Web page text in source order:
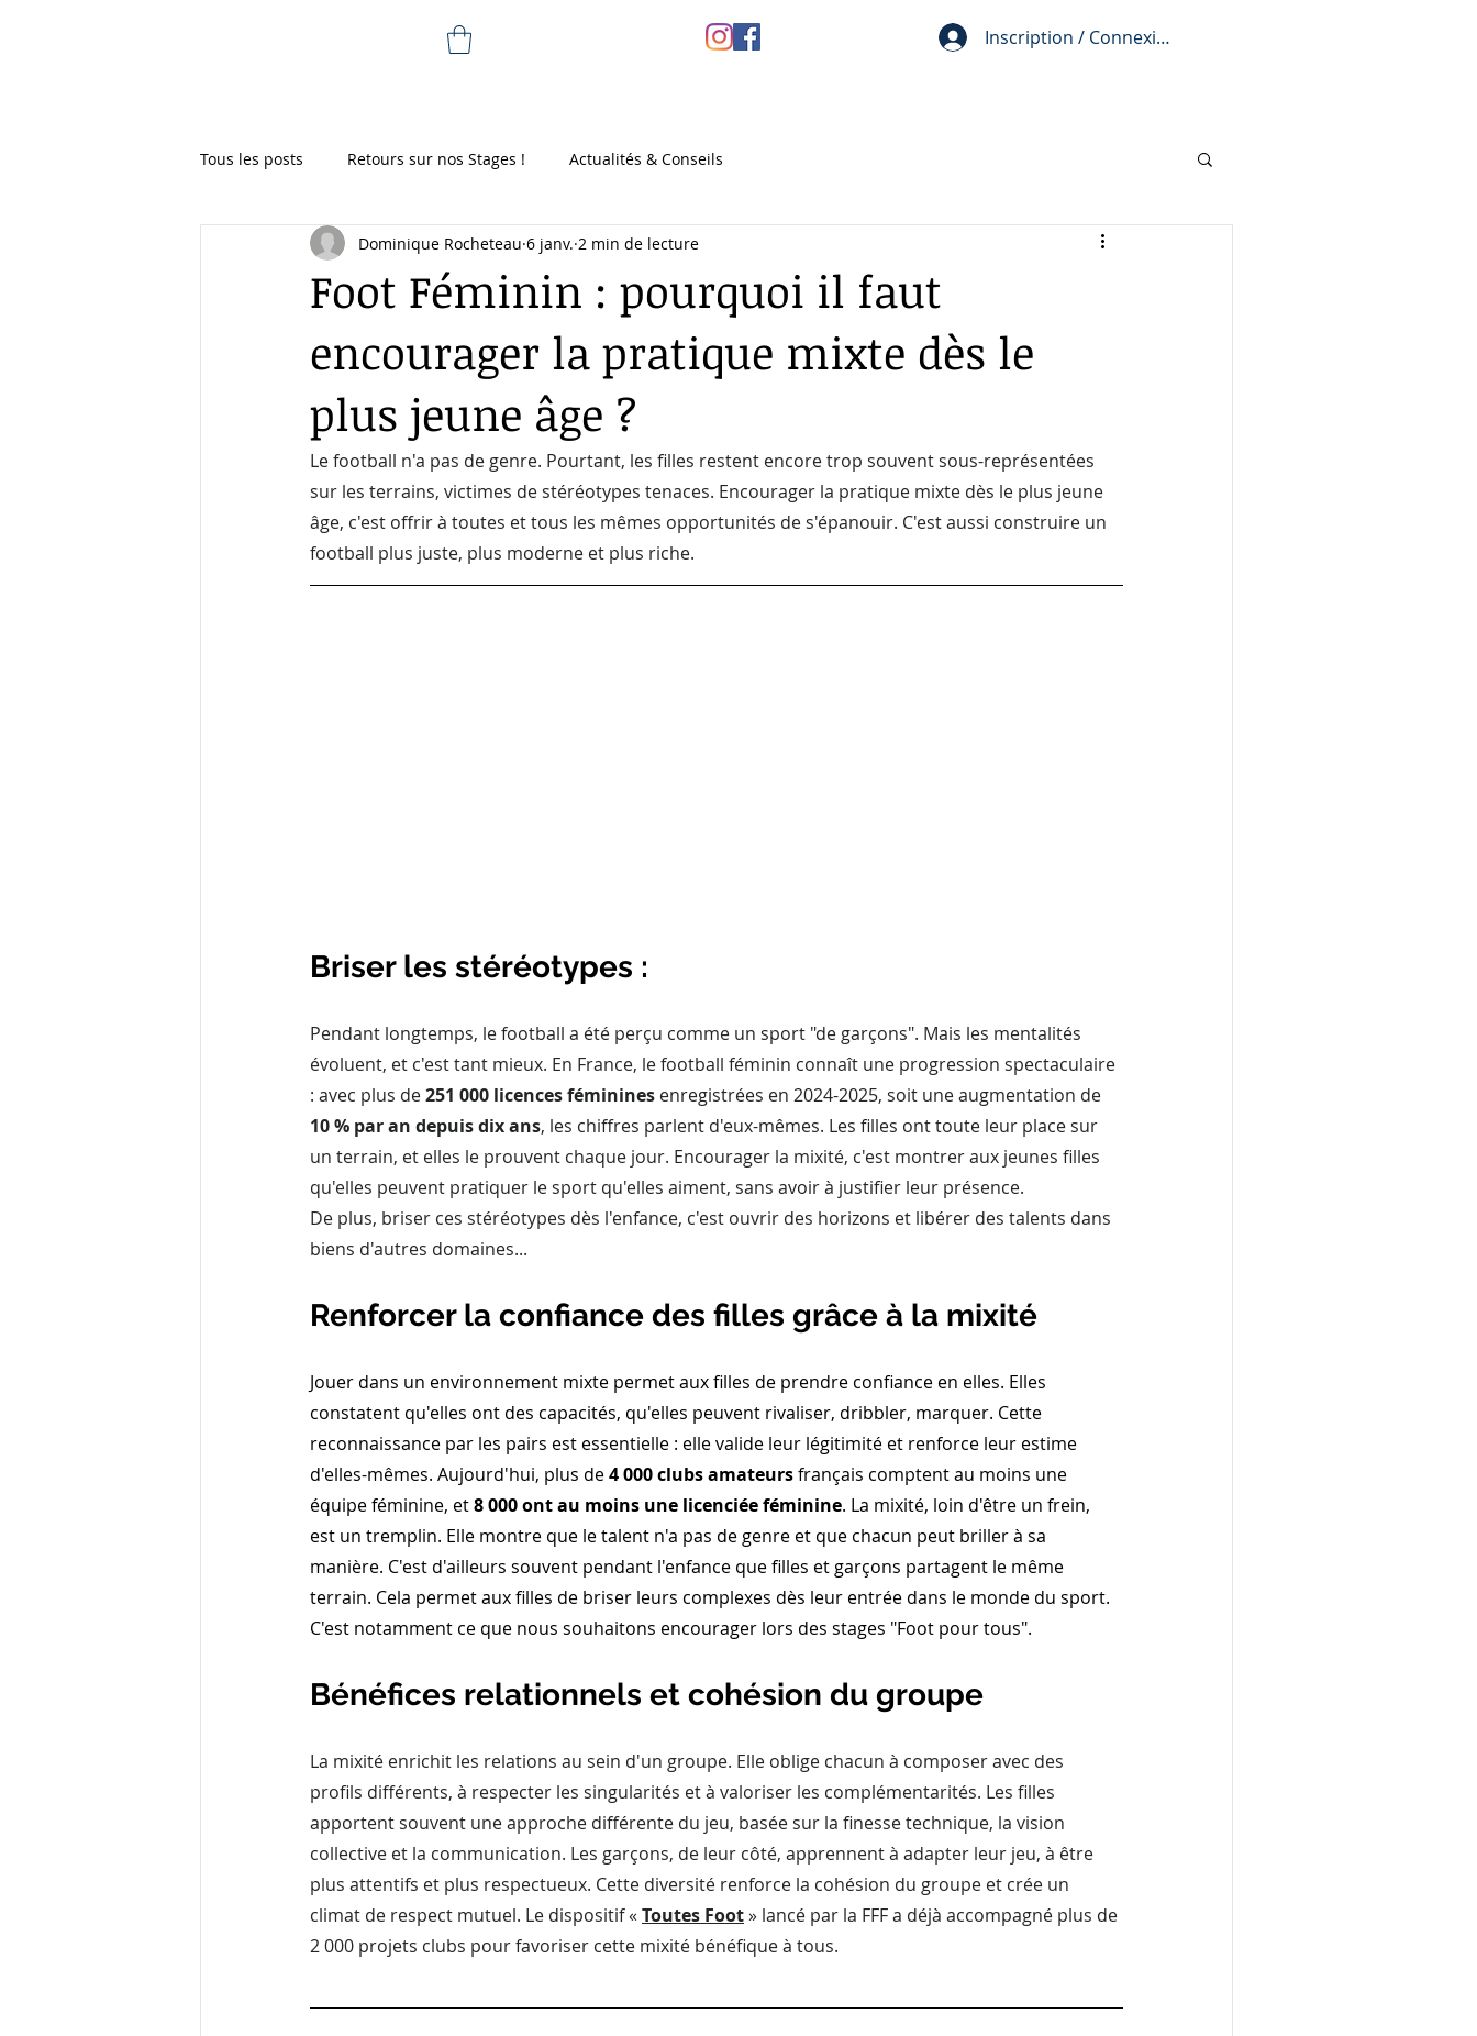
Inscription / Connexion
Tous les posts Retours sur nos Stages ! Actualités & Conseils
Foot Féminin : pourquoi il faut
encourager la pratique mixte dès le
plus jeune âge ?
Dominique Rocheteau 6 janv. 2 min de lecture
Le football n'a pas de genre. Pourtant, les filles restent encore trop souvent sous-représentées
sur les terrains, victimes de stéréotypes tenaces. Encourager la pratique mixte dès le plus jeune
âge, c'est offrir à toutes et tous les mêmes opportunités de s'épanouir. C'est aussi construire un
football plus juste, plus moderne et plus riche.
Briser les stéréotypes :
Pendant longtemps, le football a été perçu comme un sport "de garçons". Mais les mentalités
évoluent, et c'est tant mieux. En France, le football féminin connaît une progression spectaculaire
: avec plus de 251 000 licences féminines enregistrées en 2024-2025, soit une augmentation de
10 % par an depuis dix ans, les chiffres parlent d'eux-mêmes. Les filles ont toute leur place sur
un terrain, et elles le prouvent chaque jour. Encourager la mixité, c'est montrer aux jeunes filles
qu'elles peuvent pratiquer le sport qu'elles aiment, sans avoir à justifier leur présence.
De plus, briser ces stéréotypes dès l'enfance, c'est ouvrir des horizons et libérer des talents dans
biens d'autres domaines...
Renforcer la confiance des filles grâce à la mixité
Jouer dans un environnement mixte permet aux filles de prendre confiance en elles. Elles
constatent qu'elles ont des capacités, qu'elles peuvent rivaliser, dribbler, marquer. Cette
reconnaissance par les pairs est essentielle : elle valide leur légitimité et renforce leur estime
d'elles-mêmes. Aujourd'hui, plus de 4 000 clubs amateurs français comptent au moins une
équipe féminine, et 8 000 ont au moins une licenciée féminine. La mixité, loin d'être un frein,
est un tremplin. Elle montre que le talent n'a pas de genre et que chacun peut briller à sa
manière. C'est d'ailleurs souvent pendant l'enfance que filles et garçons partagent le même
terrain. Cela permet aux filles de briser leurs complexes dès leur entrée dans le monde du sport.
C'est notamment ce que nous souhaitons encourager lors des stages "Foot pour tous".
Bénéfices relationnels et cohésion du groupe
La mixité enrichit les relations au sein d'un groupe. Elle oblige chacun à composer avec des
profils différents, à respecter les singularités et à valoriser les complémentarités. Les filles
apportent souvent une approche différente du jeu, basée sur la finesse technique, la vision
collective et la communication. Les garçons, de leur côté, apprennent à adapter leur jeu, à être
plus attentifs et plus respectueux. Cette diversité renforce la cohésion du groupe et crée un
climat de respect mutuel. Le dispositif « Toutes Foot» lancé par la FFF a déjà accompagné plus de
2 000 projets clubs pour favoriser cette mixité bénéfique à tous.